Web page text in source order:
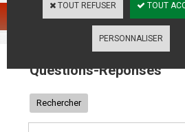
CATALOGUE
Questions-Réponses
Rechercher
TOUT REFUSER TOUT
PERSONNALISER